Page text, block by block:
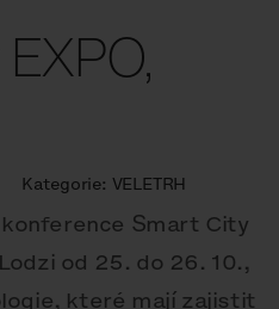
Kategorie: VELETRH
Smart City
od 25. do 26. 10.,
které mají zajistit